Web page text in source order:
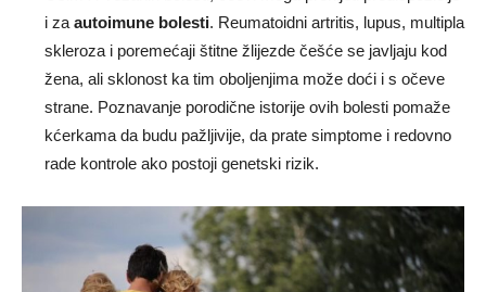
i za autoimune bolesti. Reumatoidni artritis, lupus, multipla
skleroza i poremećaji štitne žlijezde češće se javljaju kod
žena, ali sklonost ka tim oboljenjima može doći i s očeve
strane. Poznavanje porodične istorije ovih bolesti pomaže
kćerkama da budu pažljivije, da prate simptome i redovno
rade kontrole ako postoji genetski rizik.